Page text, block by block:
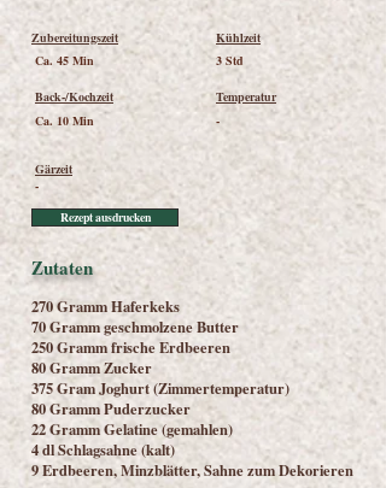
Zubereitungszeit
Ca. 45 Min
Back-/Kochzeit
Ca. 10 Min
Kühlzeit
3 Std
Temperatur
-
Gärzeit
-
Rezept ausdrucken
Zutaten
270 Gramm Haferkeks
70 Gramm geschmolzene Butter
250 Gramm frische Erdbeeren
80 Gramm Zucker
375 Gram Joghurt (Zimmertemperatur)
80 Gramm Puderzucker
22 Gramm Gelatine (gemahlen)
4 dl Schlagsahne (kalt)
9 Erdbeeren, Minzblätter, Sahne zum Dekorieren